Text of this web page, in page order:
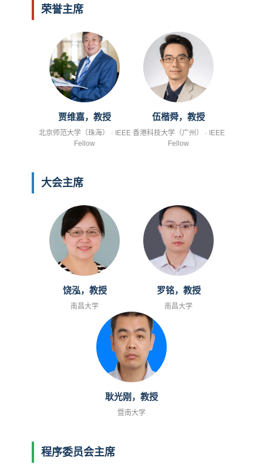
荣誉主席
贾维嘉，教授
北京师范大学（珠海） · IEEE
Fellow
伍楷舜，教授
香港科技大学（广州） · IEEE
Fellow
大会主席
饶泓，教授
南昌大学
罗铭，教授
南昌大学
耿光刚，教授
暨南大学
程序委员会主席